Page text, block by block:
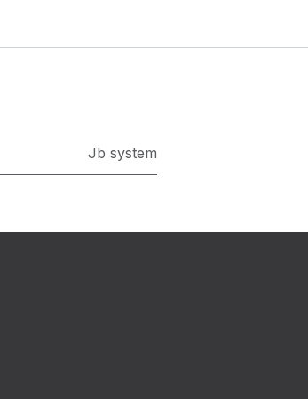
Jb system